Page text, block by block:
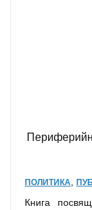
ПОЛИТИКА
Книга